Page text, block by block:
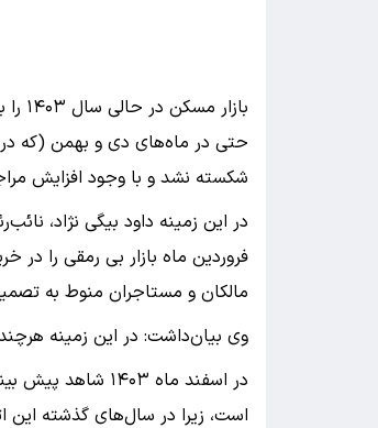
حتی در ماه‌های دی و بهمن (که
شکسته نشد و با وجود افزایش
در این زمینه داود بیگی نژاد،
فروردین ماه بازار بی رمقی را
مالکان و مستاجران منوط به
وی بیان‌داشت: در این زمینه
در اسفند ماه
است، زیرا در سال‌های گذشته این